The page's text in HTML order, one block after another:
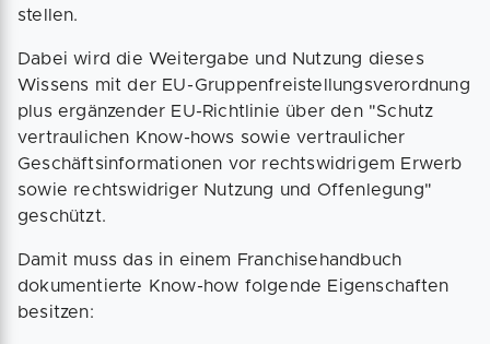
stellen.
Dabei wird die Weitergabe und Nutzung dieses
Wissens mit der EU-Gruppenfreistellungsverordnung
plus ergänzender EU-Richtlinie über den "Schutz
vertraulichen Know-hows sowie vertraulicher
Geschäftsinformationen vor rechtswidrigem Erwerb
sowie rechtswidriger Nutzung und Offenlegung"
geschützt.
Damit muss das in einem Franchisehandbuch
dokumentierte Know-how folgende Eigenschaften
besitzen: